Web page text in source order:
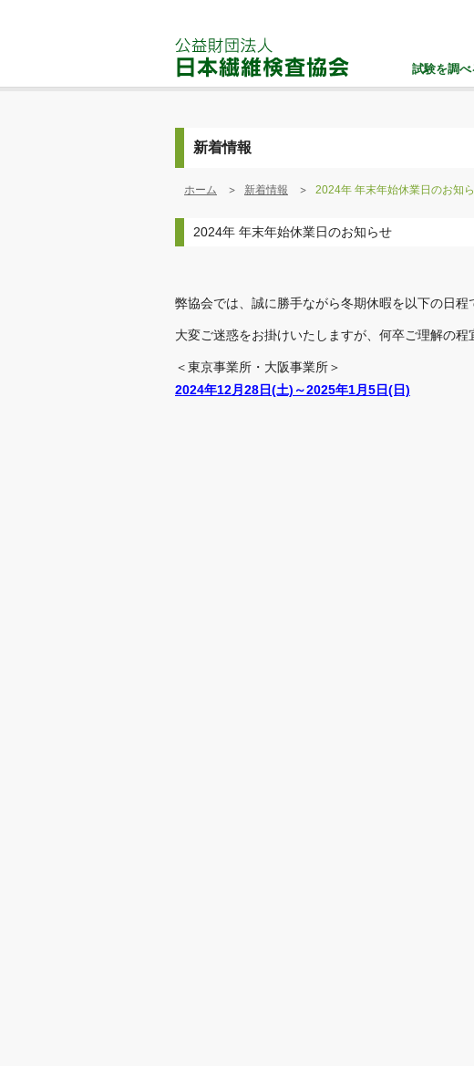
試験を調べ
新着情報
ホーム 新着情報 2024年 年末年始休業日のお知
2024年 年末年始休業日のお知らせ
弊協会では、誠に勝手ながら冬期休暇を以下の日程
大変ご迷惑をお掛けいたしますが、何卒ご理解の程
＜東京事業所・大阪事業所＞
2024年12月28日(土)～2025年1月5日(日)